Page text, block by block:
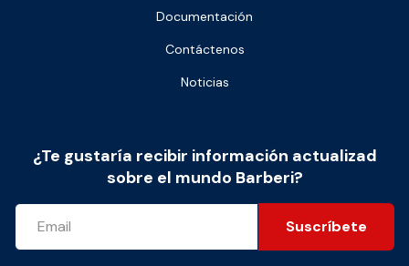
Documentación
Contáctenos
Noticias
¿Te gustaría recibir información actualizad
sobre el mundo Barberi?
Suscríbete